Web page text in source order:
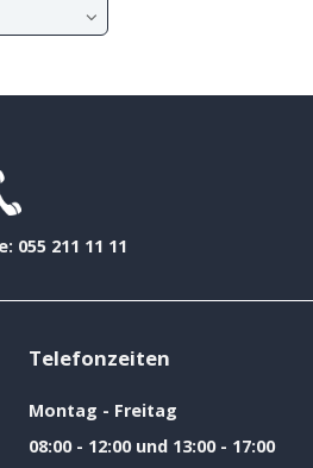
055 211 11 11
Telefonzeiten
Montag - Freitag
08:00 - 12:00 und 13:00 - 17:00